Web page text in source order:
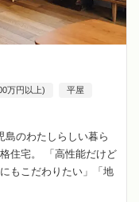
万円以上) 平屋
島のわたしらしい暮ら
住宅。 「高性能だけど
もこだわりたい」「地